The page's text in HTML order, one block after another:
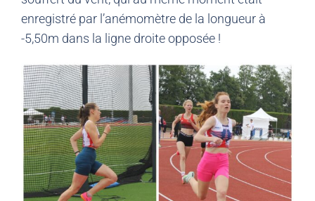
enregistré par l’anémomètre de la longueur à
-5,50m dans la ligne droite opposée !